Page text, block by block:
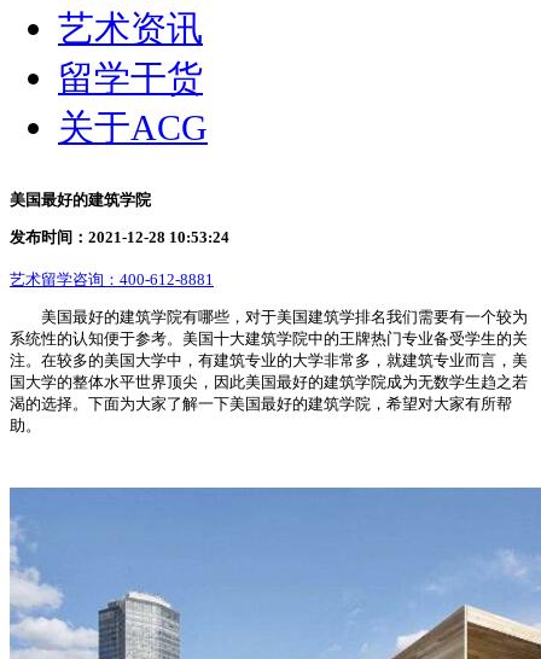
艺术资讯
留学干货
关于ACG
美国最好的建筑学院
发布时间：2021-12-28 10:53:24
艺术留学咨询： 400-612-8881
美国最好的建筑学院有哪些，对于美国建筑学排名我们需要有一个较为
系统性的认知便于参考。美国十大建筑学院中的王牌热门专业备受学生的关
注。在较多的美国大学中，有建筑专业的大学非常多，就建筑专业而言，美
国大学的整体水平世界顶尖，因此美国最好的建筑学院成为无数学生趋之若
渴的选择。下面为大家了解一下美国最好的建筑学院，希望对大家有所帮
助。